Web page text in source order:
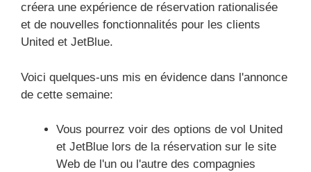
créera une expérience de réservation rationalisée
et de nouvelles fonctionnalités pour les clients
United et JetBlue.
Voici quelques-uns mis en évidence dans l'annonce
de cette semaine:
Vous pourrez voir des options de vol United
et JetBlue lors de la réservation sur le site
Web de l'un ou l'autre des compagnies